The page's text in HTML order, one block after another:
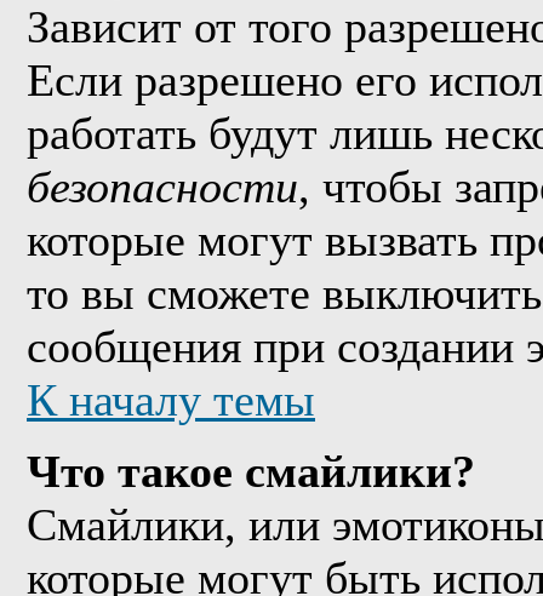
Зависит от того
Если разрешено его
работать будут лишь
безопасности, чтобы
которые могут вызвать
то вы сможете выключить
сообщения при создании
К началу темы
Что такое смайлики?
Смайлики, или
которые могут быть